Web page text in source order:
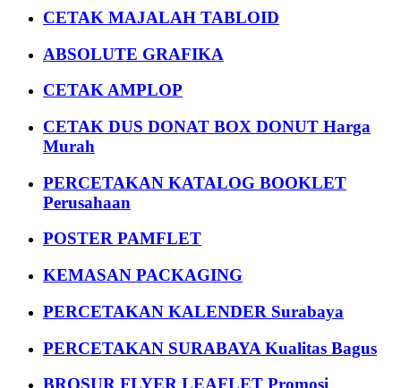
CETAK MAJALAH TABLOID
ABSOLUTE GRAFIKA
CETAK AMPLOP
CETAK DUS DONAT BOX DONUT Harga
Murah
PERCETAKAN KATALOG BOOKLET
Perusahaan
POSTER PAMFLET
KEMASAN PACKAGING
PERCETAKAN KALENDER Surabaya
PERCETAKAN SURABAYA Kualitas Bagus